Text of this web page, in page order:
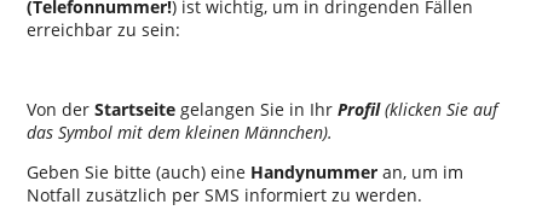
(Telefonnummer!) ist wichtig, um in dringenden Fällen
erreichbar zu sein:
Von derStartseite gelangen Sie in Ihr Profil (klicken Sie auf
das Symbol mit dem kleinen Männchen).
Geben Sie bitte (auch) eine Handynummer an, um im
Notfall zusätzlich per SMS informiert zu werden.